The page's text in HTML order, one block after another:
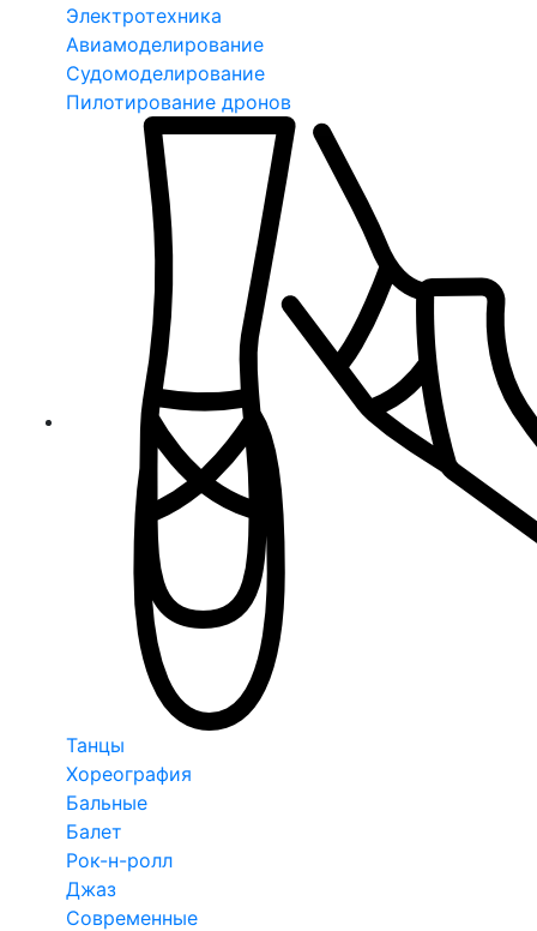
Электротехника
Авиамоделирование
Судомоделирование
Пилотирование дронов
Танцы
Хореография
Бальные
Балет
Рок-н-ролл
Джаз
Современные